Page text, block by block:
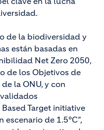
de la biodiversidad y
están basadas en
Net Zero 2050,
de los Objetivos de
la ONU, y con
Target initiative
escenario de 1.5°C”,